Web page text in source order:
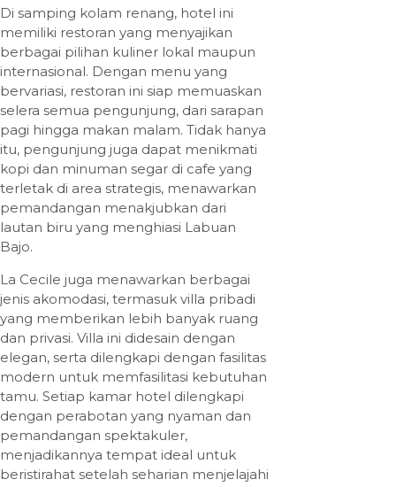
Di samping kolam renang, hotel ini
memiliki restoran yang menyajikan
berbagai pilihan kuliner lokal maupun
internasional. Dengan menu yang
bervariasi, restoran ini siap memuaskan
selera semua pengunjung, dari sarapan
pagi hingga makan malam. Tidak hanya
itu, pengunjung juga dapat menikmati
kopi dan minuman segar di cafe yang
terletak di area strategis, menawarkan
pemandangan menakjubkan dari
lautan biru yang menghiasi Labuan
Bajo.
La Cecile juga menawarkan berbagai
jenis akomodasi, termasuk villa pribadi
yang memberikan lebih banyak ruang
dan privasi. Villa ini didesain dengan
elegan, serta dilengkapi dengan fasilitas
modern untuk memfasilitasi kebutuhan
tamu. Setiap kamar hotel dilengkapi
dengan perabotan yang nyaman dan
pemandangan spektakuler,
menjadikannya tempat ideal untuk
beristirahat setelah seharian menjelajahi